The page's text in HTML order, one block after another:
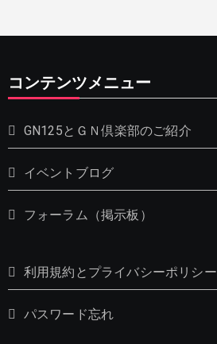
コンテンツメニュー
GN125とＧＮ倶楽部のご紹介
イベントブログ
フォーラム（掲示板）
利用規約とプライバシーポリシー
パスワード忘れ